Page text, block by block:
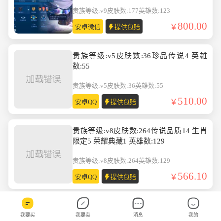
贵族等级:v9皮肤数:177英雄数:123
安卓微信 提供包赔 800.00
贵族等级:v5皮肤数:36珍品传说4 英雄
数:55
贵族等级:v5皮肤数:36英雄数:55
安卓QQ 提供包赔 510.00
贵族等级:v8皮肤数:264传说品质14 生肖
限定5 荣耀典藏1 英雄数:129
贵族等级:v8皮肤数:264英雄数:129
安卓QQ 提供包赔 566.10
贵族等级:v6皮肤数:159传说品质10 生肖
限定2 英雄数:126
我要买 我要卖 消息 我的